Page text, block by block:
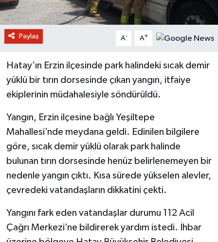
Paylaş A- A+
Hatay’ın Erzin ilçesinde park halindeki sıcak demir
yüklü bir tırın dorsesinde çıkan yangın, itfaiye
ekiplerinin müdahalesiyle söndürüldü.
Yangın, Erzin ilçesine bağlı Yeşiltepe
Mahallesi’nde meydana geldi. Edinilen bilgilere
göre, sıcak demir yüklü olarak park halinde
bulunan tırın dorsesinde henüz belirlenemeyen bir
nedenle yangın çıktı. Kısa sürede yükselen alevler,
çevredeki vatandaşların dikkatini çekti.
Yangını fark eden vatandaşlar durumu 112 Acil
Çağrı Merkezi’ne bildirerek yardım istedi. İhbar